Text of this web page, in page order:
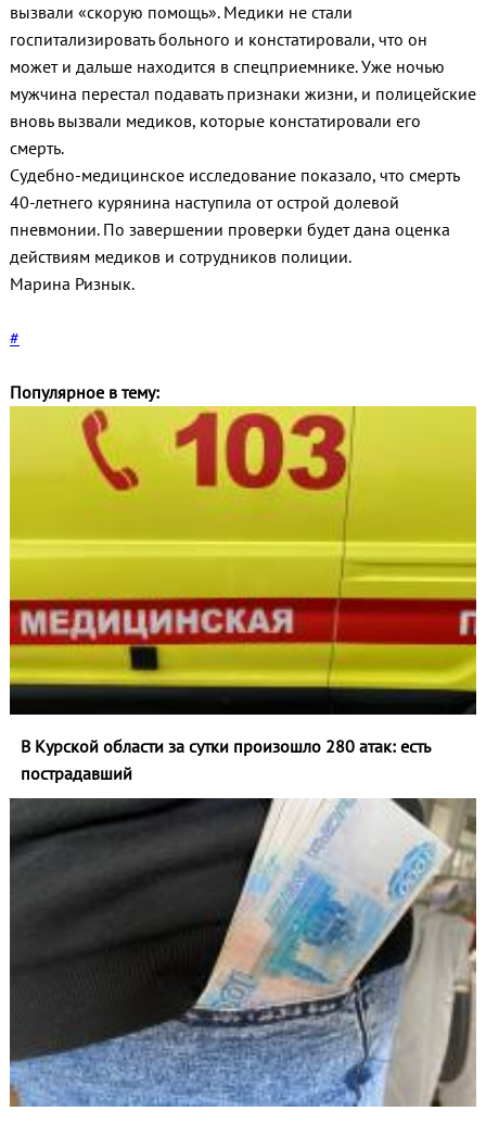
вызвали «скорую помощь». Медики не стали
госпитализировать больного и констатировали, что он
может и дальше находится в спецприемнике. Уже ночью
мужчина перестал подавать признаки жизни, и полицейские
вновь вызвали медиков, которые констатировали его
смерть.
Судебно-медицинское исследование показало, что смерть
40-летнего курянина наступила от острой долевой
пневмонии. По завершении проверки будет дана оценка
действиям медиков и сотрудников полиции.
Марина Ризнык.
#
Популярное в тему:
В Курской области за сутки произошло 280 атак: есть
пострадавший